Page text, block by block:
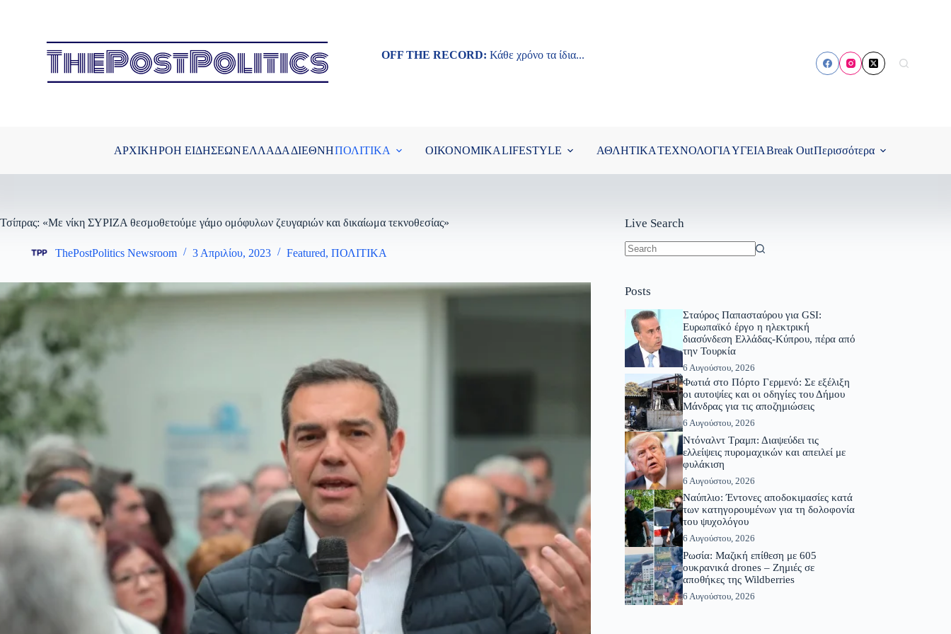
OFF THE RECORD: Κάθε χρόνο τα ίδια...
ΑΡΧΙΚΗΡΟΗ ΕΙΔΗΣΕΩΝΕΛΛΑΔΑ ΔΙΕΘΝΗΠΟΛΙΤΙΚΑ ΟΙΚΟΝΟΜΙΚΑLIFESTYLE ΑΘΛΗΤΙΚΑΤΕΧΝΟΛΟΓΙΑΥΓΕΙΑBreak OutΠερισσότερα
Τσίπρας: «Με νίκη ΣΥΡΙΖΑ θεσμοθετούμε γάμο ομόφυλων ζευγαριών και δικαίωμα τεκνοθεσίας»
ThePostPolitics Newsroom 3 Απριλίου, 2023 Featured, ΠΟΛΙΤΙΚΑ
Live Search
Posts
Σταύρος Παπασταύρου για GSI:
Ευρωπαϊκό έργο η ηλεκτρική
διασύνδεση Ελλάδας-Κύπρου, πέρα από
την Τουρκία
6 Αυγούστου, 2026
Φωτιά στο Πόρτο Γερμενό: Σε εξέλιξη
οι αυτοψίες και οι οδηγίες του Δήμου
Μάνδρας για τις αποζημιώσεις
6 Αυγούστου, 2026
Ντόναλντ Τραμπ: Διαψεύδει τις
ελλείψεις πυρομαχικών και απειλεί με
φυλάκιση
6 Αυγούστου, 2026
Ναύπλιο: Έντονες αποδοκιμασίες κατά
των κατηγορουμένων για τη δολοφονία
του ψυχολόγου
6 Αυγούστου, 2026
Ρωσία: Μαζική επίθεση με 605
ουκρανικά drones – Ζημιές σε
αποθήκες της Wildberries
6 Αυγούστου, 2026